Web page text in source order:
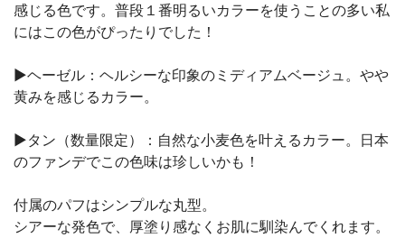
感じる色です。普段１番明るいカラーを使うことの多い私
にはこの色がぴったりでした！
▶︎ヘーゼル：ヘルシーな印象のミディアムベージュ。やや
黄みを感じるカラー。
▶︎タン（数量限定）：自然な小麦色を叶えるカラー。日本
のファンデでこの色味は珍しいかも！
付属のパフはシンプルな丸型。
シアーな発色で、厚塗り感なくお肌に馴染んでくれます。